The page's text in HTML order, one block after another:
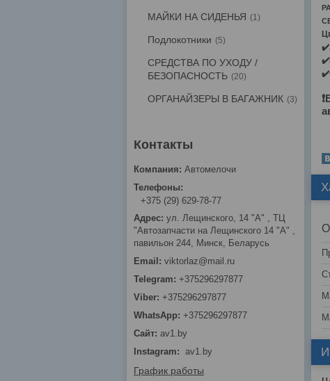
МАЙКИ НА СИДЕНЬЯ 1
Подлокотники 5
СРЕДСТВА ПО УХОДУ /
БЕЗОПАСНОСТЬ
20
ОРГАНАЙЗЕРЫ В БАГАЖНИК 3
Автомелочи
+375 (29) 629-78-77
ул. Лещинского, 14 "А" , ТЦ
"Автозапчасти на Лещинcкого 14 "A" ,
павильон 244, Минск, Беларусь
viktorlaz@mail.ru
+375296297877
+375296297877
+375296297877
av1.by
Instagram
av1.by
График работы